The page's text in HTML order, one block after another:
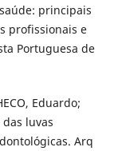
principais
profissionais e
Portuguesa de
Eduardo;
luvas
Arq